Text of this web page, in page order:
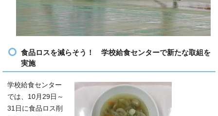
食品ロスを減らそう！ 学校給食センターで新たな取組を
実施
学校給食センター
では、10月29日～
31日に食品ロス削